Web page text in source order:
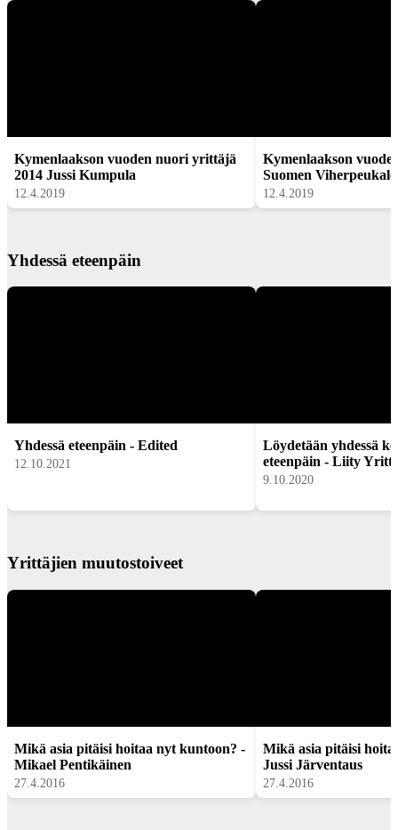
Kymenlaakson vuoden nuori yrittäjä
2014 Jussi Kumpula
12.4.2019
Kymenlaakson
Suomen
12.4.2019
Yhdessä eteenpäin
Yhdessä eteenpäin - Edited
12.10.2021
Löydetään yhdessä
eteenpäin - Liity
9.10.2020
Yrittäjien muutostoiveet
Mikä asia pitäisi hoitaa nyt kuntoon? -
Mikael Pentikäinen
27.4.2016
Mikä asia pitäisi
Jussi Järventaus
27.4.2016